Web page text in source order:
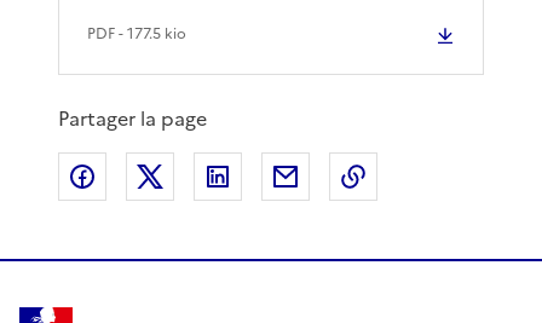
PDF- 177.5 kio
Partager la page
Partager sur Facebook
Partager sur XPartager sur LinkedIn
Partager par email